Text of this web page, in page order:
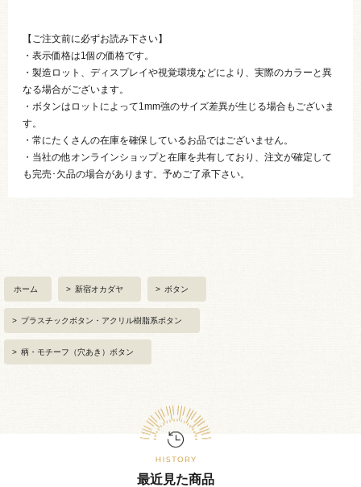
【ご注文前に必ずお読み下さい】
・表示価格は1個の価格です。
・製造ロット、ディスプレイや視覚環境などにより、実際のカラーと異
なる場合がございます。
・ボタンはロットによって1mm強のサイズ差異が生じる場合もございま
す。
・常にたくさんの在庫を確保しているお品ではございません。
・当社の他オンラインショップと在庫を共有しており、注文が確定して
も完売･欠品の場合があります。予めご了承下さい。
ホーム > 新宿オカダヤ > ボタン
> プラスチックボタン・アクリル樹脂系ボタン
> 柄・モチーフ（穴あき）ボタン
最近見た商品